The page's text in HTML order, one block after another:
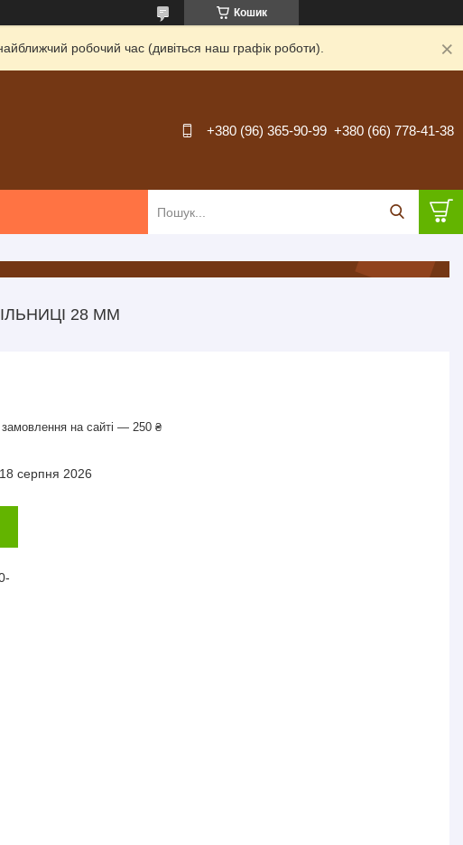
Кошик
робочий час (дивіться наш графік роботи).
+380 (96) 365-90-99 +380 (66) 778-41-38
28 ММ
на сайті — 250 ₴
серпня 2026